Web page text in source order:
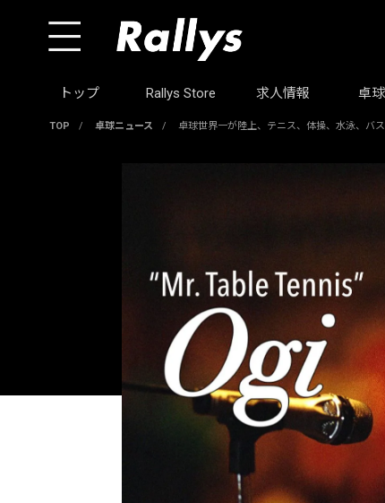
トップ Rallys Store 求人情報 卓
TOP / 卓球ニュース / 卓球世界一が陸上、テニス、体操、水泳、バ